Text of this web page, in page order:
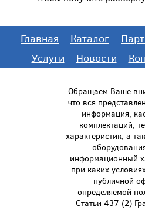
Главная Каталог
Услуги
Новости
Обращаем Ваше
что вся
информация,
комплектаций,
характеристик, а
информационный
при каких
публичной
определяемой
Статьи 437 (2)